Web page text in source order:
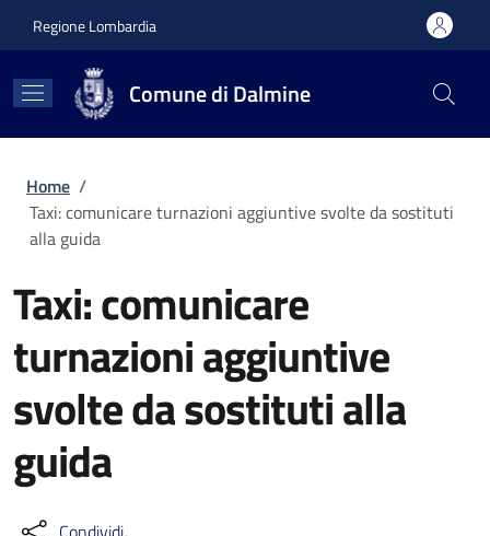
Regione Lombardia
Comune di Dalmine
Briciole di pane
Home /
Taxi: comunicare turnazioni aggiuntive svolte da sostituti
alla guida
Taxi: comunicare
turnazioni aggiuntive
svolte da sostituti alla
guida